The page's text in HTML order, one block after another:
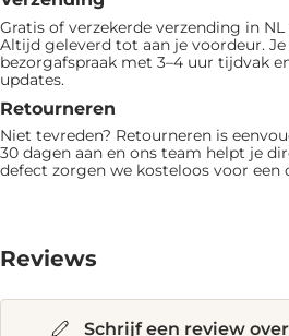
Gratis of verzekerde verzending in
Altijd geleverd tot aan je voordeur.
bezorgafspraak met 3–4 uur tijdvak
updates.
Retourneren
Niet tevreden? Retourneren is
30 dagen aan en ons team helpt je
defect zorgen we kosteloos voor
Reviews
Schrijf een review